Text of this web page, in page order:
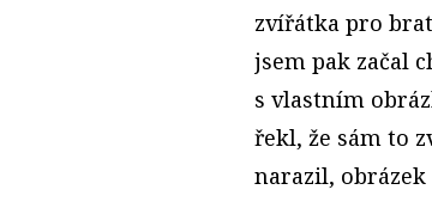
zvířátka pro
jsem pak začal
s vlastním
řekl, že sám to
narazil, obrázek